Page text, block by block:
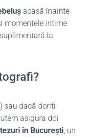
acasă înainte
momentele intime
la
sau dacă doriți
asigura doi
în București, un